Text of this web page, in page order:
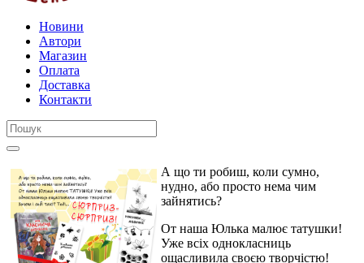
Новини
Автори
Магазин
Оплата
Доставка
Контакти
А що ти робиш, коли сумно,
нудно, або просто нема чим
зайнятись?
От наша Юлька малює татушки!
Уже всіх однокласниць
ощасливила своєю творчістю!